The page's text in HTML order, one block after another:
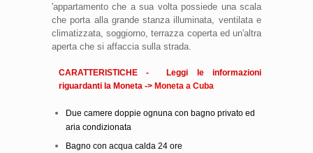
'appartamento che a sua volta possiede una scala
che porta alla grande stanza illuminata, ventilata e
climatizzata, soggiorno, terrazza coperta ed un'altra
aperta che si affaccia sulla strada.
CARATTERISTICHE - Leggi le informazioni
riguardanti la Moneta -> Moneta a Cuba
Due camere doppie ognuna con bagno privato ed
aria condizionata
Bagno con acqua calda 24 ore